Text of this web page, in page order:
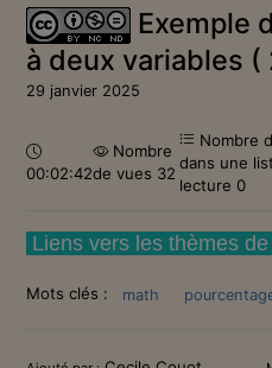
Exemple
à deux variables (
29 janvier 2025
Durée :
00:02:42
Nombre
de vues 32
Nombre
dans une
lecture 0
Liens vers les thèmes
Mots clés : math